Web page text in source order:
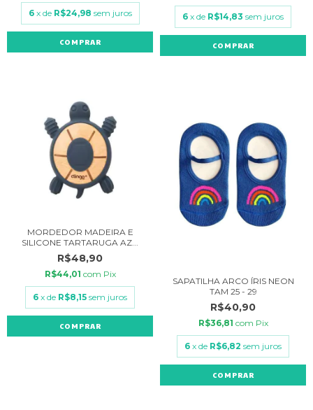
6 x de R$24,98 sem juros
COMPRAR
6 x de R$14,83 sem juros
COMPRAR
MORDEDOR MADEIRA E
SILICONE TARTARUGA AZ...
R$48,90
R$44,01 com Pix
6 x de R$8,15 sem juros
SAPATILHA ARCO ÍRIS NEON
TAM 25 - 29
R$40,90
R$36,81 com Pix
6 x de R$6,82 sem juros
COMPRAR